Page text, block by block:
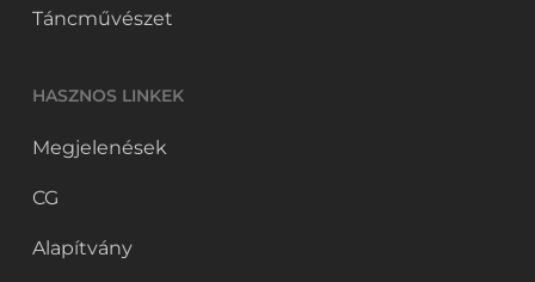
Táncművészet
HASZNOS LINKEK
Megjelenések
CG
Alapítvány